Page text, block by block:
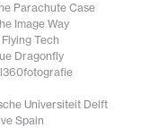
Parachute Case
Image Way
Tech
Dragonfly
Universiteit Delft
Spain